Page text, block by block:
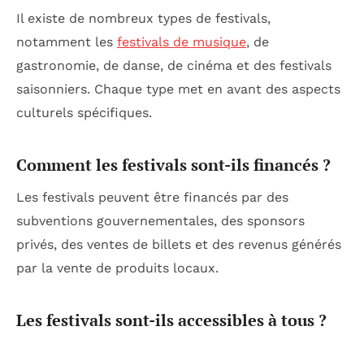
Il existe de nombreux types de festivals,
notamment les festivals de musique, de
gastronomie, de danse, de cinéma et des festivals
saisonniers. Chaque type met en avant des aspects
culturels spécifiques.
Comment les festivals sont-ils financés ?
Les festivals peuvent être financés par des
subventions gouvernementales, des sponsors
privés, des ventes de billets et des revenus générés
par la vente de produits locaux.
Les festivals sont-ils accessibles à tous ?